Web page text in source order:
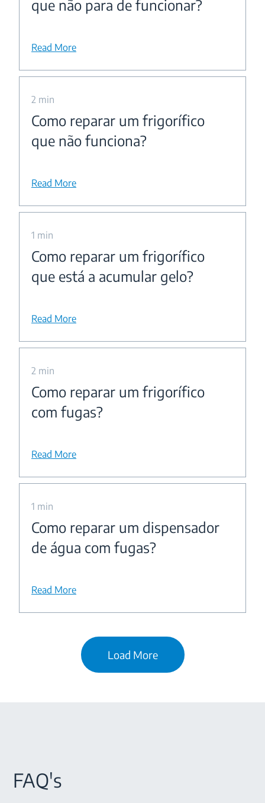
que não para de funcionar?
Read More
2 min
Como reparar um frigorífico
que não funciona?
Read More
1 min
Como reparar um frigorífico
que está a acumular gelo?
Read More
2 min
Como reparar um frigorífico
com fugas?
Read More
1 min
Como reparar um dispensador
de água com fugas?
Read More
Load More
FAQ's